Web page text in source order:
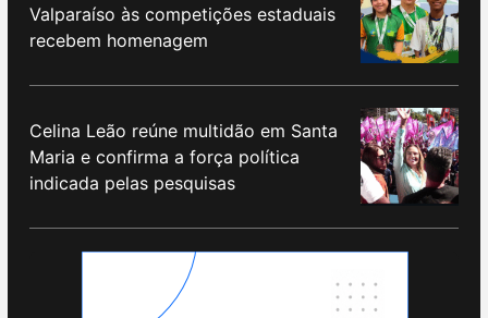
Valparaíso às competições estaduais
recebem homenagem
Celina Leão reúne multidão em Santa
Maria e confirma a força política
indicada pelas pesquisas